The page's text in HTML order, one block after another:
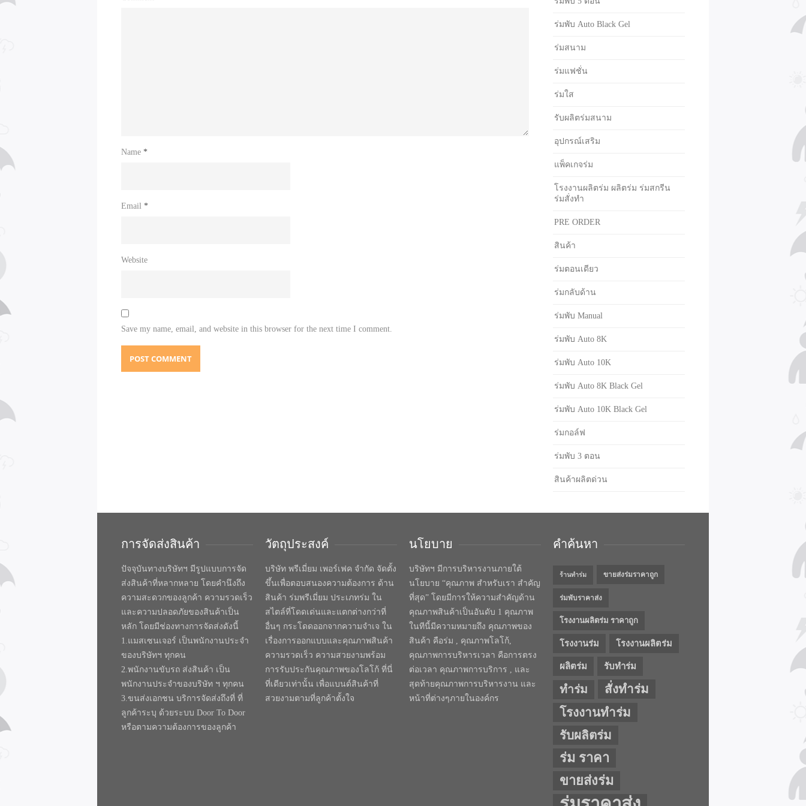
Name *
Email *
Website
Save my name, email, and website in this browser for the next time I comment.
ร่มพับ Auto Black Gel
ร่มสนาม
ร่มแฟชั่น
ร่มใส
รับผลิตร่มสนาม
อุปกรณ์เสริม
แพ็คเกจร่ม
โรงงานผลิตร่ม ผลิตร่ม ร่มสกรีน
ร่มสั่งทำ
PRE ORDER
สินค้า
ร่มตอนเดียว
ร่มกลับด้าน
ร่มพับ Manual
ร่มพับ Auto 8K
ร่มพับ Auto 10K
ร่มพับ Auto 8K Black Gel
ร่มพับ Auto 10K Black Gel
ร่มกอล์ฟ
ร่มพับ 3 ตอน
สินค้าผลิตด่วน
การจัดส่งสินค้า
ปัจจุบันทางบริษัทฯ มีรูปแบบการจัด
ส่งสินค้าที่หลากหลาย โดยคำนึงถึง
ความสะดวกของลูกค้า ความรวดเร็ว
และความปลอดภัยของสินค้าเป็น
หลัก โดยมีช่องทางการจัดส่งดังนี้
1.แมสเซนเจอร์ เป็นพนักงานประจำ
ของบริษัทฯ ทุกคน
2.พนักงานขับรถ ส่งสินค้า เป็น
พนักงานประจำของบริษัท ฯ ทุกคน
3.ขนส่งเอกชน บริการจัดส่งถึงที่ ที่
ลูกค้าระบุ ด้วยระบบ Door To Door
หรือตามความต้องการของลูกค้า
วัตถุประสงค์
บริษัท พรีเมี่ยม เพอร์เฟค จำกัด จัดตั้ง
ขึ้นเพื่อตอบสนองความต้องการ ด้าน
สินค้า ร่มพรีเมี่ยม ประเภทร่ม ใน
สไตล์ที่โดดเด่นและแตกต่างกว่าที่
อื่นๆ กระโดดออกจากความจำเจ ใน
เรื่องการออกแบบและคุณภาพสินค้า
ความรวดเร็ว ความสวยงามพร้อม
การรับประกันคุณภาพของโลโก้ ที่นี่
ที่เดียวเท่านั้น เพื่อแบนด์สินค้าที่
สวยงามตามที่ลูกค้าตั้งใจ
นโยบาย
บริษัทฯ มีการบริหารงานภายใต้
นโยบาย “คุณภาพ สำหรับเรา สำคัญ
ที่สุด” โดยมีการให้ความสำคัญด้าน
คุณภาพสินค้าเป็นอันดับ 1 คุณภาพ
ในทีนี้มีความหมายถึง คุณภาพของ
สินค้า คือร่ม , คุณภาพโลโก้,
คุณภาพการบริหารเวลา คือการตรง
ต่อเวลา คุณภาพการบริการ , และ
สุดท้ายคุณภาพการบริหารงาน และ
หน้าที่ต่างๆภายในองค์กร
คำค้นหา
ร้านทำร่ม ขายส่งร่มราคาถูก
ร่มพับราคาส่ง
โรงงานผลิตร่ม ราคาถูก
โรงงานร่ม โรงงานผลิตร่ม
ผลิตร่ม รับทำร่ม
ทำร่ม
สั่งทำร่ม
โรงงานทำร่ม
รับผลิตร่ม
ร่ม ราคา
ขายส่งร่ม